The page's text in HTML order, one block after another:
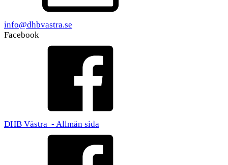
info@dhbvastra.se
Facebook
DHB Västra - Allmän sida